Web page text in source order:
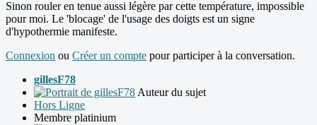
Sinon rouler en tenue aussi légère par cette température, impossible
pour moi. Le 'blocage' de l'usage des doigts est un signe
d'hypothermie manifeste.
Connexion ou Créer un compte pour participer à la conversation.
gillesF78
Auteur du sujet
Hors Ligne
Membre platinium